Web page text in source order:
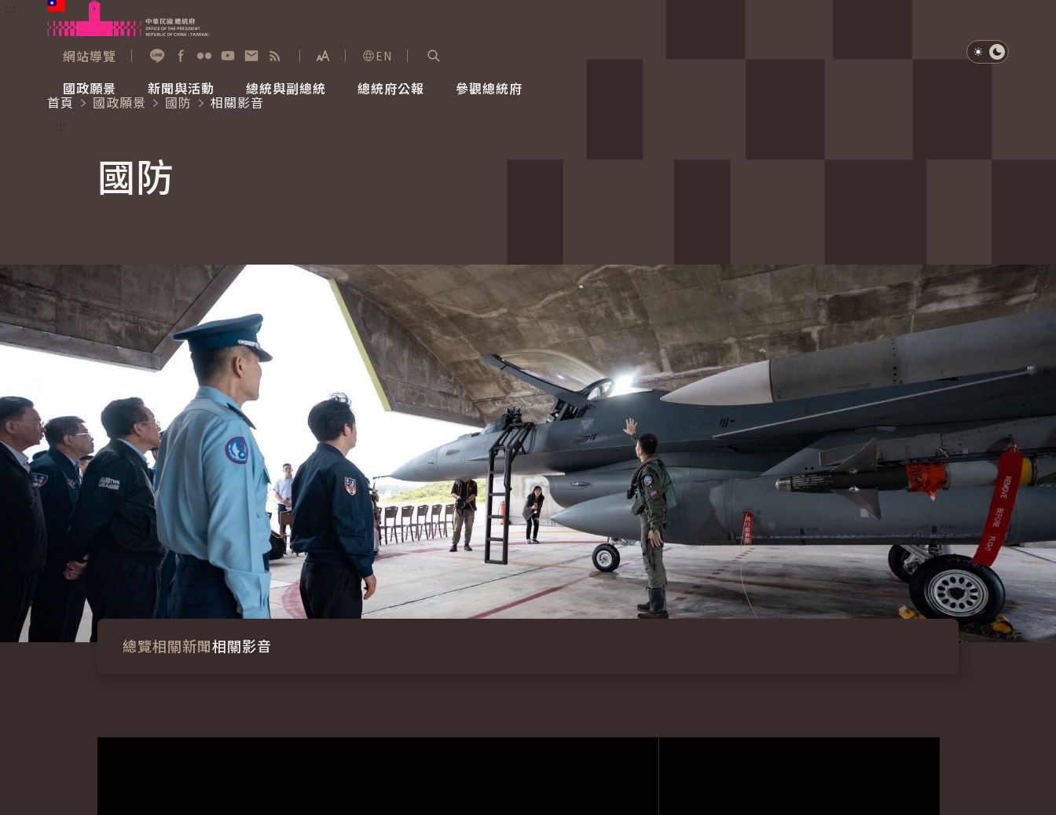
跳到主要內容
網站導覽
展開字級選單
EN
國政願景
國家氣候變遷對策委員會
新聞與活動
總統府新聞
總統與副總統
賴清德總統
總統府公報 參觀總統府
參觀資訊
淺色模式
深色模式
首頁
國政願景 國防
相關影音
國防
總覽相關新聞相關影音